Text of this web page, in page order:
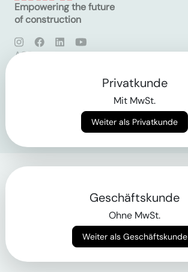
Empowering the future
of construction
AGB
Privatkunde
Mit MwSt.
Weiter als Privatkunde
Geschäftskunde
Ohne MwSt.
Weiter als Geschäftskunde